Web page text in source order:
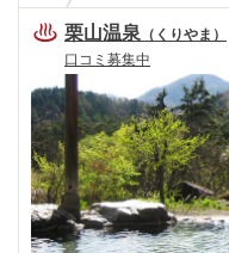
栗山温泉 （ くりやま ）
口コミ募集中